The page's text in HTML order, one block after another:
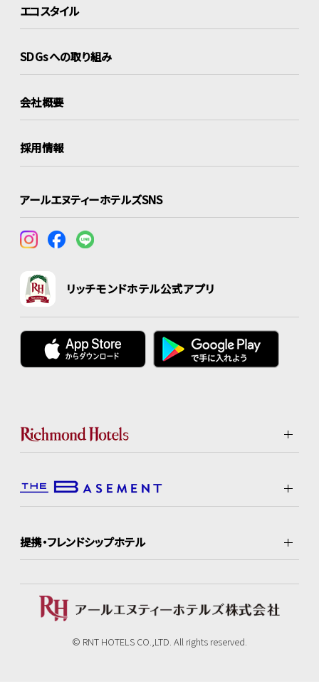
エコスタイル
SDGsへの取り組み
会社概要
採用情報
アールエヌティーホテルズSNS
リッチモンドホテル公式アプリ
提携・フレンドシップホテル
© RNT HOTELS CO.,LTD. All rights reserved.